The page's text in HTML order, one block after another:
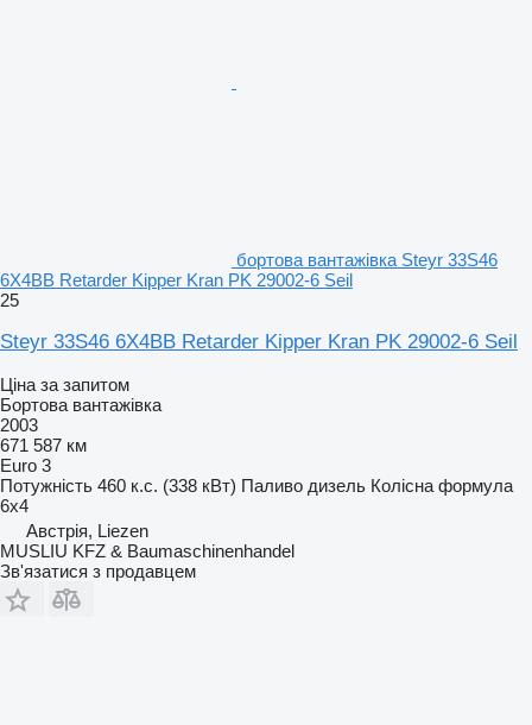
бортова вантажівка Steyr 33S46
6X4BB Retarder Kipper Kran PK 29002-6 Seil
25
Steyr 33S46 6X4BB Retarder Kipper Kran PK 29002-6 Seil
Ціна за запитом
Бортова вантажівка
2003
671 587 км
Euro 3
Потужність 460 к.с. (338 кВт) Паливо дизель Колісна формула
6x4
Австрія, Liezen
MUSLIU KFZ & Baumaschinenhandel
Зв'язатися з продавцем